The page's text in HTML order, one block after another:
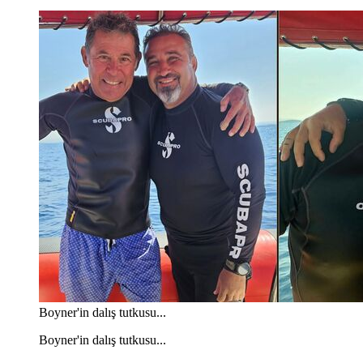
Boyner'in dalış tutkusu...
Boyner'in dalış tutkusu...